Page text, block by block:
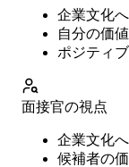
企業文化
自分の価
ポジティ
面接官の視点
企業文化
候補者の